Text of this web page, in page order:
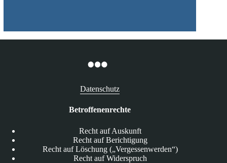
Datenschutz
Betroffenenrechte
Recht auf Auskunft
Recht auf Berichtigung
Recht auf Löschung („Vergessenwerden“)
Recht auf Widerspruch